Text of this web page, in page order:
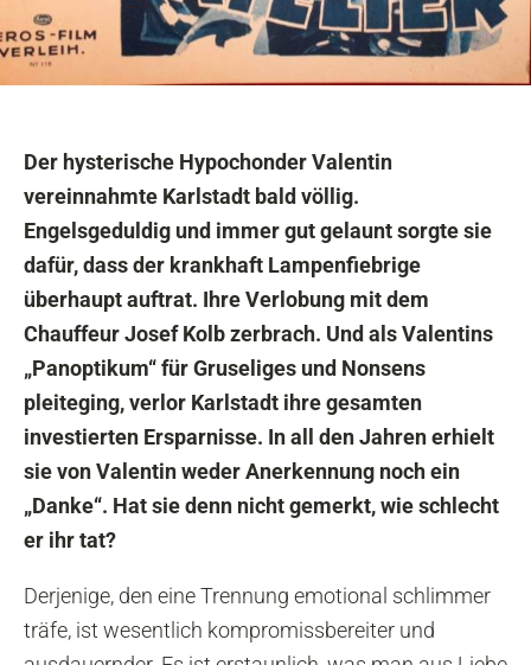
Der hysterische Hypochonder Valentin
vereinnahmte Karlstadt bald völlig.
Engelsgeduldig und immer gut gelaunt sorgte sie
dafür, dass der krankhaft Lampenfiebrige
überhaupt auftrat. Ihre Verlobung mit dem
Chauffeur Josef Kolb zerbrach. Und als Valentins
„Panoptikum“ für Gruseliges und Nonsens
pleiteging, verlor Karlstadt ihre gesamten
investierten Ersparnisse. In all den Jahren erhielt
sie von Valentin weder Anerkennung noch ein
„Danke“. Hat sie denn nicht gemerkt, wie schlecht
er ihr tat?
Derjenige, den eine Trennung emotional schlimmer
träfe, ist wesentlich kompromissbereiter und